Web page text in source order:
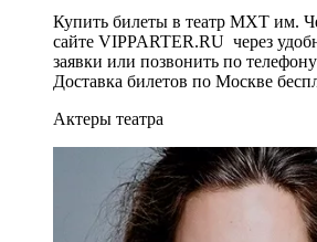
Купить билеты в театр МХТ им.
сайте VIPPARTER.RU через
заявки или позвонить по
Доставка билетов по Москве
Актеры театра